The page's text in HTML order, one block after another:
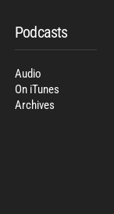
Podcasts
Audio
On iTunes
Archives